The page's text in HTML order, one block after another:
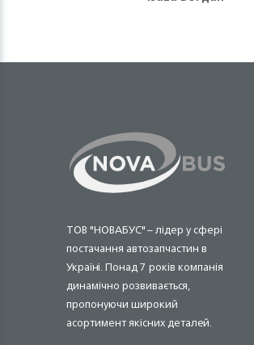
ТОВ "НОВАБУС" – лідер у сфері
постачання автозапчастин в
Україні. Понад 7 років компанія
динамічно розвивається,
пропонуючи широкий
асортимент якісних деталей.